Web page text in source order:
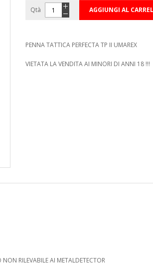
Qtà AGGIUNGI AL
PENNA TATTICA PERFECTA TP II UMAREX
VIETATA LA VENDITA AI MINORI DI ANNI 18 !!!
RILEVABILE AI METALDETECTOR